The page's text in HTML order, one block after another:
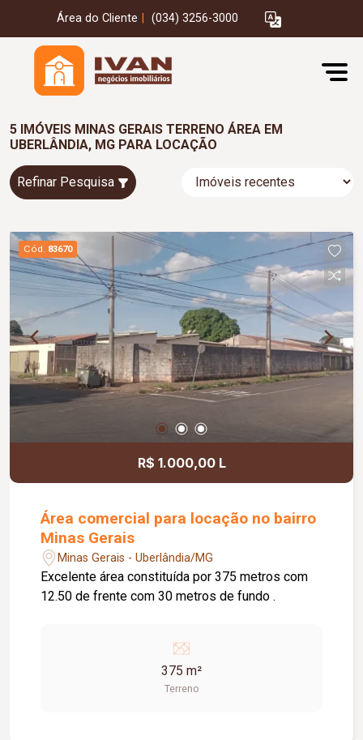
Área do Cliente (034) 3256-3000
5 IMÓVEIS MINAS GERAIS TERRENO ÁREA EM
UBERLÂNDIA, MG PARA LOCAÇÃO
Refinar Pesquisa
Cód. 83670
R$ 1.000,00 L
Área comercial para locação no bairro
Minas Gerais
Minas Gerais - Uberlândia/MG
Excelente área constituída por 375 metros com
12.50 de frente com 30 metros de fundo .
375 m²
Terreno